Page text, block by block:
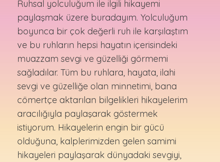
Ruhsal yolculuğum ile ilgili hikayemi
paylaşmak üzere buradayım. Yolculuğum
boyunca bir çok değerli ruh ile karşılaştım
ve bu ruhların hepsi hayatın içerisindeki
muazzam sevgi ve güzelliği görmemi
sağladılar. Tüm bu ruhlara, hayata, ilahi
sevgi ve güzelliğe olan minnetimi, bana
cömertçe aktarılan bilgelikleri hikayelerim
aracılığıyla paylaşarak göstermek
istiyorum. Hikayelerin engin bir gücü
olduğuna, kalplerimizden gelen samimi
hikayeleri paylaşarak dünyadaki sevgiyi,